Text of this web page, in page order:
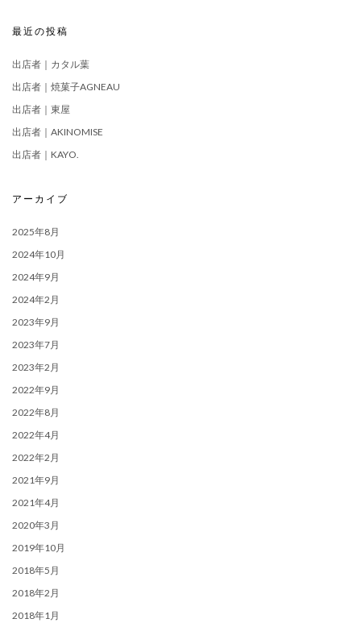
最近の投稿
出店者｜カタル葉
出店者｜焼菓子AGNEAU
出店者｜東屋
出店者｜AKINOMISE
出店者｜KAYO.
アーカイブ
2025年8月
2024年10月
2024年9月
2024年2月
2023年9月
2023年7月
2023年2月
2022年9月
2022年8月
2022年4月
2022年2月
2021年9月
2021年4月
2020年3月
2019年10月
2018年5月
2018年2月
2018年1月